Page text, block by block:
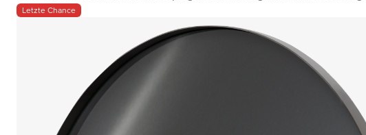
Letzte Chance